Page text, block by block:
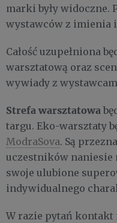
marki były widoczne.
wystawców z imienia
Całość uzupełniona
warsztatową oraz
wywiady z
Strefa warsztatowa
targu. Eko-warsztaty
ModraSova. Są
uczestników naniesie
swoje ulubione
indywidualnego
W razie pytań kontakt